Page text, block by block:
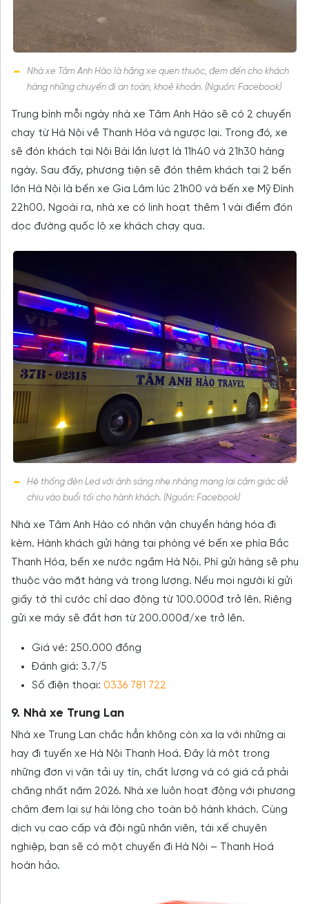
Nhà xe Tâm Anh Hào là hãng xe quen thuộc, đem đến cho khách
hàng những chuyến đi an toàn, khoẻ khoắn. (Nguồn: Facebook)
Trung bình mỗi ngày nhà xe Tâm Anh Hào sẽ có 2 chuyến
chạy từ Hà Nội về Thanh Hóa và ngược lại. Trong đó, xe
sẽ đón khách tại Nội Bài lần lượt là 11h40 và 21h30 hàng
ngày. Sau đấy, phương tiện sẽ đón thêm khách tại 2 bến
lớn Hà Nội là bến xe Gia Lâm lúc 21h00 và bến xe Mỹ Đình
22h00. Ngoài ra, nhà xe có linh hoạt thêm 1 vài điểm đón
dọc đường quốc lộ xe khách chạy qua.
Hệ thống đèn Led với ánh sáng nhẹ nhàng mang lại cảm giác dễ
chịu vào buổi tối cho hành khách. (Nguồn: Facebook)
Nhà xe Tâm Anh Hào có nhận vận chuyển hàng hóa đi
kèm. Hành khách gửi hàng tại phòng vé bến xe phía Bắc
Thanh Hóa, bến xe nước ngầm Hà Nội. Phí gửi hàng sẽ phụ
thuộc vào mặt hàng và trọng lượng. Nếu mọi người kí gửi
giấy tờ thì cước chỉ dao động từ 100.000đ trở lên. Riêng
gửi xe máy sẽ đắt hơn từ 200.000đ/xe trở lên.
Giá vé: 250.000 đồng
Đánh giá: 3.7/5
Số điện thoại: 0336 781 722
9. Nhà xe Trung Lan
Nhà xe Trung Lan chắc hẳn không còn xa lạ với những ai
hay đi tuyến xe Hà Nội Thanh Hoá. Đây là một trong
những đơn vị vận tải uy tín, chất lượng và có giá cả phải
chăng nhất năm 2026. Nhà xe luôn hoạt động với phương
châm đem lại sự hài lòng cho toàn bộ hành khách. Cùng
dịch vụ cao cấp và đội ngũ nhân viên, tài xế chuyên
nghiệp, bạn sẽ có một chuyến đi Hà Nội – Thanh Hoá
hoàn hảo.